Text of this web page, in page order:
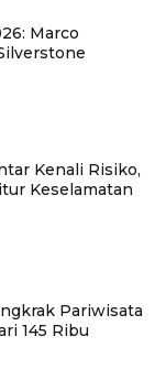
Marco
Kenali Risiko,
Keselamatan
Pariwisata
145 Ribu